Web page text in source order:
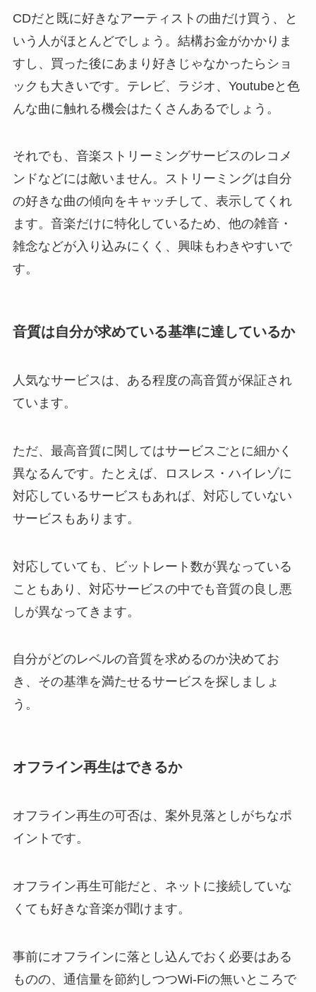
CDだと既に好きなアーティストの曲だけ買う、と
いう人がほとんどでしょう。結構お金がかかりま
すし、買った後にあまり好きじゃなかったらショ
ックも大きいです。テレビ、ラジオ、Youtubeと色
んな曲に触れる機会はたくさんあるでしょう。
それでも、音楽ストリーミングサービスのレコメ
ンドなどには敵いません。ストリーミングは自分
の好きな曲の傾向をキャッチして、表示してくれ
ます。音楽だけに特化しているため、他の雑音・
雑念などが入り込みにくく、興味もわきやすいで
す。
音質は自分が求めている基準に達しているか
人気なサービスは、ある程度の高音質が保証され
ています。
ただ、最高音質に関してはサービスごとに細かく
異なるんです。たとえば、ロスレス・ハイレゾに
対応しているサービスもあれば、対応していない
サービスもあります。
対応していても、ビットレート数が異なっている
こともあり、対応サービスの中でも音質の良し悪
しが異なってきます。
自分がどのレベルの音質を求めるのか決めてお
き、その基準を満たせるサービスを探しましょ
う。
オフライン再生はできるか
オフライン再生の可否は、案外見落としがちなポ
イントです。
オフライン再生可能だと、ネットに接続していな
くても好きな音楽が聞けます。
事前にオフラインに落とし込んでおく必要はある
ものの、通信量を節約しつつWi-Fiの無いところで